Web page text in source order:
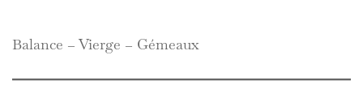
Balance – Vierge – Gémeaux